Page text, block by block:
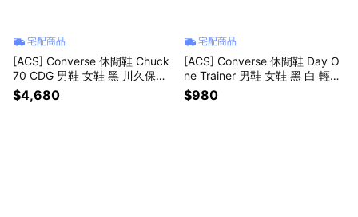
宅配商品
[ACS] Converse 休閒鞋 Chuck
70 CDG 男鞋 女鞋 黑 川久保玲
聯名款 1970 帆布鞋 A08796C
$4,680
宅配商品
[ACS] Converse 休閒鞋 Day O
ne Trainer 男鞋 女鞋 黑 白 輕量
運動鞋 A15631C
$980